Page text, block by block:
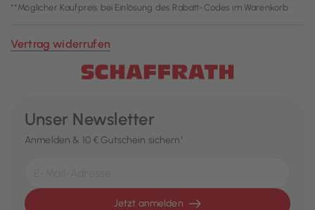
**Möglicher Kaufpreis bei Einlösung des Rabatt-Codes im Warenkorb
Vertrag widerrufen
Unser Newsletter
Anmelden & 10 € Gutschein sichern¹
Jetzt anmelden